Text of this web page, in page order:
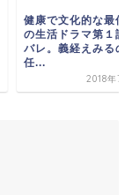
健康で文化的な最低
の生活ドラマ第１話
バレ。義経えみるの
任...
2018年7